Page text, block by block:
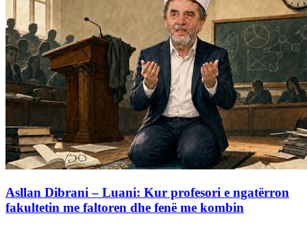
Asllan Dibrani – Luani: Kur profesori e ngatërron
fakultetin me faltoren dhe fenë me kombin